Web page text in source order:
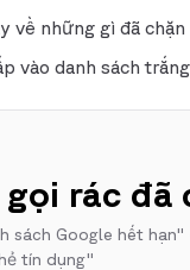
về những gì đã chặn
vào danh sách
rác đã
sách Google hết hạn"
tín dụng"